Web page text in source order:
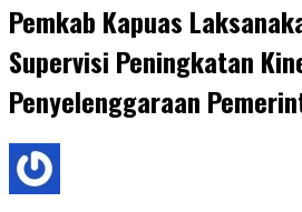
Pemkab Kapuas
Supervisi Peningkatan
Penyelenggaraan